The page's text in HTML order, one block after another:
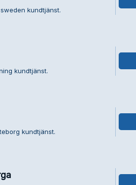
kundtjänst.
kundtjänst.
kundtjänst.